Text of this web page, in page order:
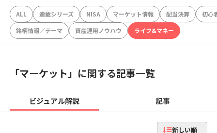
ALL 連載シリーズ NISA マーケット情報 配当決算
初心
銘柄情報／テーマ
資産運用ノウハウ ライフ&マネー
「マーケット」に関する記事一覧
ビジュアル解説 記事
新しい順